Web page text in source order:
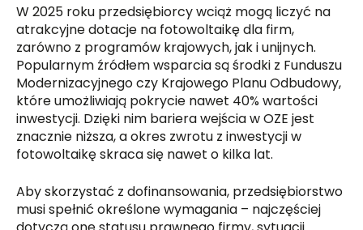
W 2025 roku przedsiębiorcy wciąż mogą liczyć na
atrakcyjne dotacje na fotowoltaikę dla firm,
zarówno z programów krajowych, jak i unijnych.
Popularnym źródłem wsparcia są środki z Funduszu
Modernizacyjnego czy Krajowego Planu Odbudowy,
które umożliwiają pokrycie nawet 40% wartości
inwestycji. Dzięki nim bariera wejścia w OZE jest
znacznie niższa, a okres zwrotu z inwestycji w
fotowoltaikę skraca się nawet o kilka lat.
Aby skorzystać z dofinansowania, przedsiębiorstwo
musi spełnić określone wymagania – najczęściej